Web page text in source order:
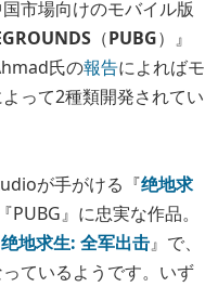
市場向けのモバイル版
（PUBG）』
氏の報告によればモ
って2種類開発されてい
が手がける『绝地求
』に忠実な作品。
绝地求生: 全军出击』で、
ているようです。いず